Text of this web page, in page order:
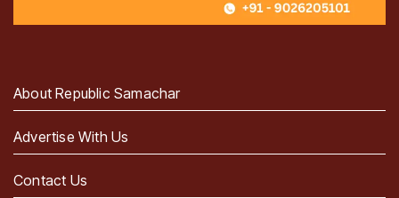
About Republic Samachar
Advertise With Us
Contact Us